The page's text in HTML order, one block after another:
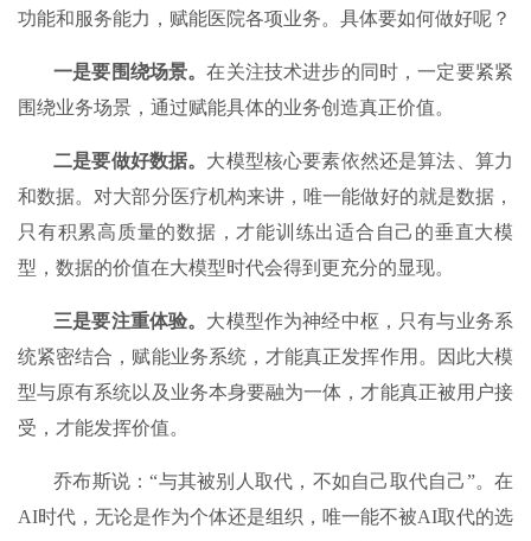
功能和服务能力，赋能医院各项业务。具体要如何做好呢？
一是要围绕场景。在关注技术进步的同时，一定要紧紧
围绕业务场景，通过赋能具体的业务创造真正价值。
二是要做好数据。 大模型核心要素依然还是算法、算力
和数据。对大部分医疗机构来讲，唯一能做好的就是数据，
只有积累高质量的数据，才能训练出适合自己的垂直大模
型，数据的价值在大模型时代会得到更充分的显现。
三是要注重体验。 大模型作为神经中枢，只有与业务系
统紧密结合，赋能业务系统，才能真正发挥作用。因此大模
型与原有系统以及业务本身要融为一体，才能真正被用户接
受，才能发挥价值。
乔布斯说：“与其被别人取代，不如自己取代自己”。在
AI时代，无论是作为个体还是组织，唯一能不被AI取代的选